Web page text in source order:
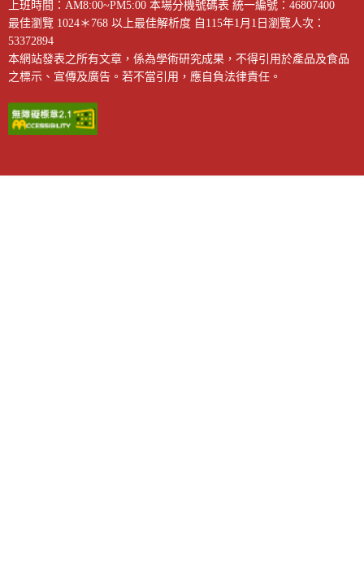
上班時間：AM8:00~PM5:00 本場分機號碼表 統一編號：46807400
最佳瀏覽 1024＊768 以上最佳解析度 自115年1月1日瀏覽人次：
53372894
本網站發表之所有文章，係為學術研究成果，不得引用於產品及食品
之標示、宣傳及廣告。若不當引用，應自負法律責任。